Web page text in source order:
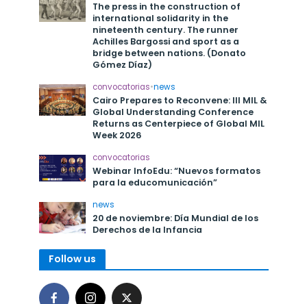
The press in the construction of
international solidarity in the
nineteenth century. The runner
Achilles Bargossi and sport as a
bridge between nations. (Donato
Gómez Díaz)
convocatorias•news
Cairo Prepares to Reconvene: III MIL &
Global Understanding Conference
Returns as Centerpiece of Global MIL
Week 2026
convocatorias
Webinar InfoEdu: “Nuevos formatos
para la educomunicación”
news
20 de noviembre: Día Mundial de los
Derechos de la Infancia
Follow us